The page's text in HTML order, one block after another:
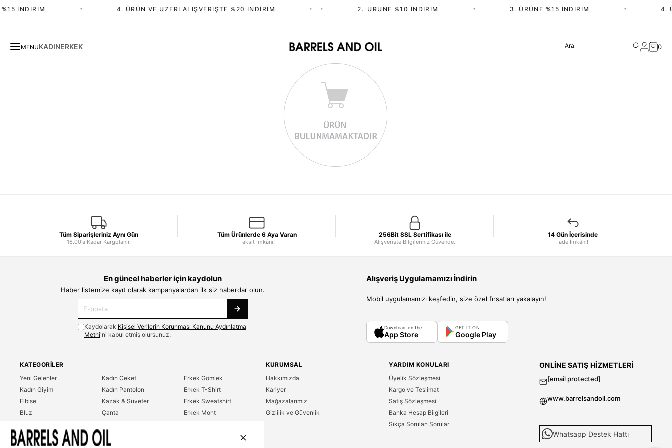
İNDIRIM 4. ÜRÜN VE ÜZERI ALIŞVERIŞTE %20 İNDIRIM 2.⁠ ⁠ÜRÜNE %10 İNDIRIM 3. ÜRÜNE %15 İNDIRIM 4.
MENÜKADINERKEK Ara 0
Tüm Siparişleriniz Aynı Gün
16.00'a Kadar Kargolanır.
Tüm Ürünlerde 6 Aya Varan
Taksit İmkânı!
256Bit SSL Sertifikası ile
Alışverişte Bilgileriniz Güvende.
14 Gün İçerisinde
İade İmkânı!
En güncel haberler için kaydolun
Haber listemize kayıt olarak kampanyalardan ilk siz haberdar olun.
Kaydolarak Kişisel Verilerin Korunması Kanunu Aydınlatma
Metni'ni kabul etmiş olursunuz.
Alışveriş Uygulamamızı İndirin
Mobil uygulamamızı keşfedin, size özel fırsatları yakalayın!
Download on the
App Store
GET IT ON
Google Play
KATEGORILER
Yeni Gelenler
Kadın Giyim
Elbise
Bluz
T-Shirt
Kadın Ceket
Kadın Pantolon
Kazak & Süveter
Çanta
Erkek Gömlek
Erkek T-Shirt
Erkek Sweatshirt
Erkek Mont
KURUMSAL
Hakkımızda
Kariyer
Mağazalarımız
Gizlilik ve Güvenlik
YARDIM KONULARI
Üyelik Sözleşmesi
Kargo ve Teslimat
Satış Sözleşmesi
Banka Hesap Bilgileri
Sıkça Sorulan Sorular
ONLINE SATIŞ HIZMETLERI
[email protected]
www.barrelsandoil.com
Whatsapp Destek Hattı